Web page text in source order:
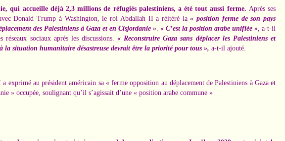
qui accueille déjà 2,3 millions de réfugiés palestiniens, a été tout aussi ferme. Après ses
Donald Trump à Washington, le roi Abdallah II a réitéré la« position ferme de son pays
des Palestiniens à Gaza et en Cisjordanie ». « C’est la position arabe unifiée », a-t-il
réseaux sociaux après les discussions.« Reconstruire Gaza sans déplacer les Palestiniens et
la situation humanitaire désastreuse devrait être la priorité pour tous », a-t-il ajouté.
exprimé au président américain sa « ferme opposition au déplacement de Palestiniens à Gaza et
» occupée, soulignant qu’il s’agissait d’une « position arabe commune »